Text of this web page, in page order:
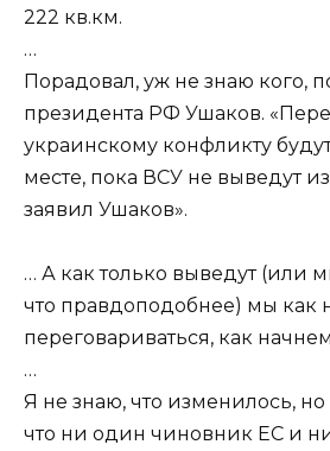
222 кв.км.
…
Порадовал, уж не знаю кого,
президента РФ Ушаков.
украинскому конфликту
месте, пока ВСУ не выведут
заявил Ушаков».
… А как только выведут (или
что правдоподобнее) мы как
переговариваться, как
…
Я не знаю, что изменилось, но
что ни один чиновник ЕС и